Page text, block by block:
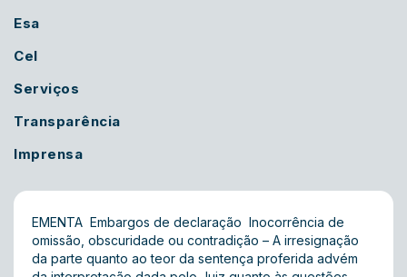
Esa
Cel
Serviços
Transparência
Imprensa
EMENTA  Embargos de declaração  Inocorrência de
omissão, obscuridade ou contradição – A irresignação
da parte quanto ao teor da sentença proferida advém